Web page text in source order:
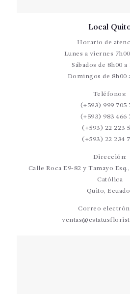
Local
Horario de
Lunes a viernes
Sábados de 8h00 a
Domingos de 8h00
Teléfonos:
(+593) 999 705
(+593) 983 466
(+593) 22 223
(+593) 22 234
Dirección:
Calle Roca E9-82 y Tamayo
Católica
Quito,
Correo